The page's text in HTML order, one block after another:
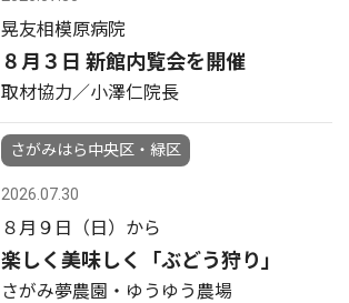
晃友相模原病院
８月３日 新館内覧会を開催
取材協力／小澤仁院長
さがみはら中央区・緑区
2026.07.30
８月９日（日）から
楽しく美味しく「ぶどう狩り」
さがみ夢農園・ゆうゆう農場